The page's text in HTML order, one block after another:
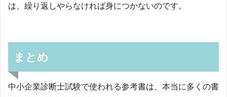
は、繰り返しやらなければ身につかないのです。
まとめ
中小企業診断士試験で使われる参考書は、本当に多くの書